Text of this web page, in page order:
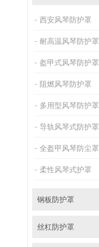
西安风琴防护罩
耐高温风琴防护罩
盔甲式风琴防护罩
阻燃风琴防护罩
多用型风琴防护罩
导轨风琴式防护罩
全盔甲风琴防尘罩
柔性风琴式护罩
钢板防护罩
丝杠防护罩